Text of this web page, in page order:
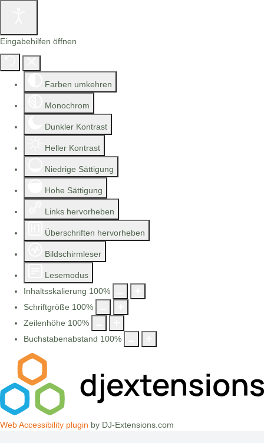
Eingabehilfen öffnen
Farben umkehren
Monochrom
Dunkler Kontrast
Heller Kontrast
Niedrige Sättigung
Hohe Sättigung
Links hervorheben
Überschriften hervorheben
Bildschirmleser
Lesemodus
Inhaltsskalierung 100%
Schriftgröße 100%
Zeilenhöhe 100%
Buchstabenabstand 100%
Web Accessibility plugin by DJ-Extensions.com